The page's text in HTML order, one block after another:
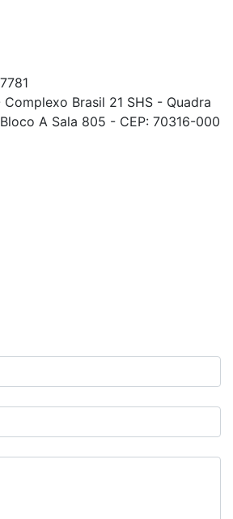
Complexo Brasil 21 SHS - Quadra
A Sala 805 - CEP: 70316-000